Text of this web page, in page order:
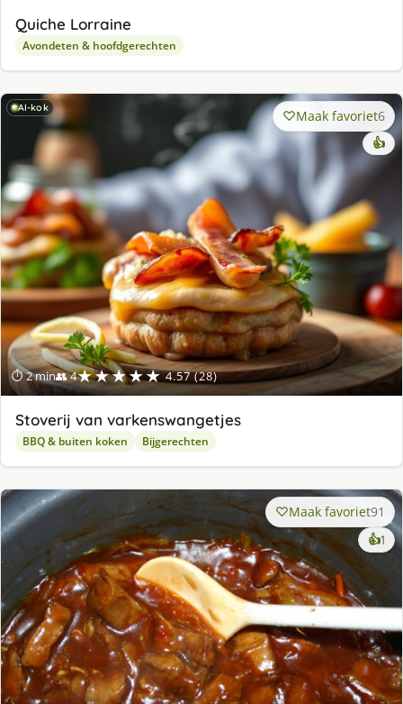
Quiche Lorraine
Avondeten & hoofdgerechten
AI-kok
⏱ 2 min👥 4★★★★★ 4.57 (28)
Maak favoriet6
👍
Stoverij van varkenswangetjes
BBQ & buiten koken Bijgerechten
Maak favoriet91
👍1